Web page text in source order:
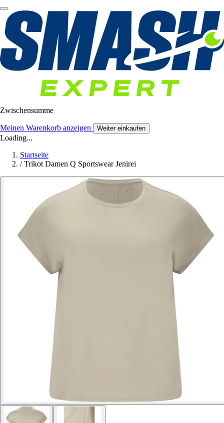
Zwischensumme
Meinen Warenkorb anzeigen Weiter einkaufen
Loading...
Startseite
/ Trikot Damen Q Sportswear Jenirei